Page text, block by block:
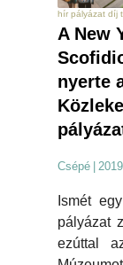
hír pályázat díj
A New
nyerte
Csépé |
Ismét
pályázat
ezúttal